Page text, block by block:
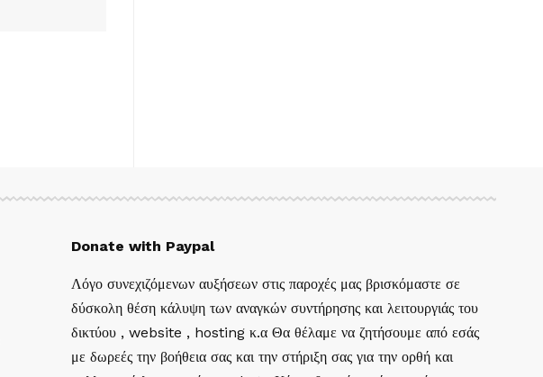
Donate with Paypal
Λόγο συνεχιζόμενων αυξήσεων στις παροχές μας βρισκόμαστε σε
δύσκολη θέση κάλυψη των αναγκών συντήρησης και λειτουργιάς του
δικτύου , website , hosting κ.α Θα θέλαμε να ζητήσουμε από εσάς
με δωρεές την βοήθεια σας και την στήριξη σας για την ορθή και